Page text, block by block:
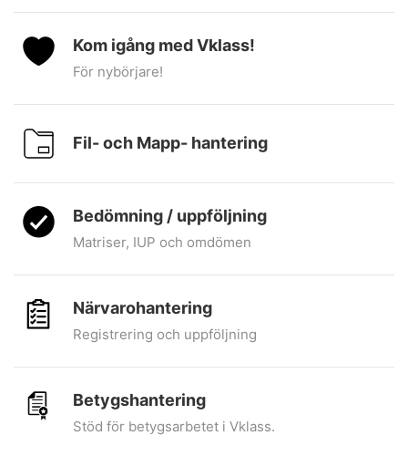
Kom igång med Vklass!
För nybörjare!
Fil- och Mapp- hantering
Bedömning / uppföljning
Matriser, IUP och omdömen
Närvarohantering
Registrering och uppföljning
Betygshantering
Stöd för betygsarbetet i Vklass.